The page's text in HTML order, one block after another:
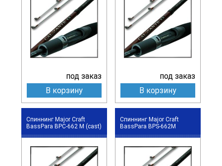
под заказ
В корзину
под заказ
В корзину
Спиннинг Major Craft
BassPara BPC-662 M (cast)
Спиннинг Major Craft
BassPara BPS-662M